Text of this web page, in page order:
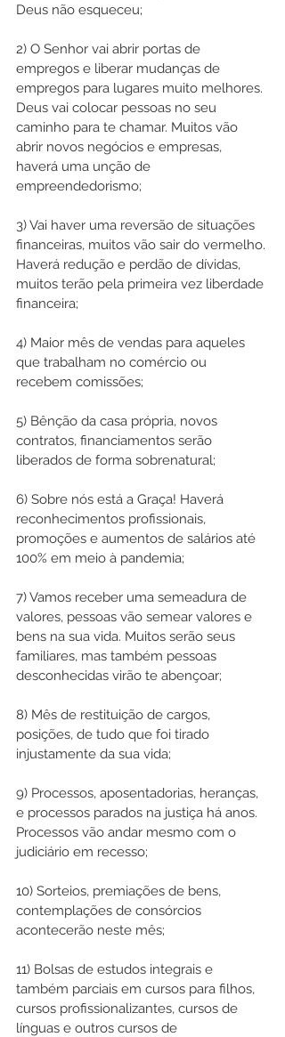
Deus não esqueceu;
2) O Senhor vai abrir portas de
empregos e liberar mudanças de
empregos para lugares muito melhores.
Deus vai colocar pessoas no seu
caminho para te chamar. Muitos vão
abrir novos negócios e empresas,
haverá uma unção de
empreendedorismo;
3) Vai haver uma reversão de situações
financeiras, muitos vão sair do vermelho.
Haverá redução e perdão de dívidas,
muitos terão pela primeira vez liberdade
financeira;
4) Maior mês de vendas para aqueles
que trabalham no comércio ou
recebem comissões;
5) Bênção da casa própria, novos
contratos, financiamentos serão
liberados de forma sobrenatural;
6) Sobre nós está a Graça! Haverá
reconhecimentos profissionais,
promoções e aumentos de salários até
100% em meio à pandemia;
7) Vamos receber uma semeadura de
valores, pessoas vão semear valores e
bens na sua vida. Muitos serão seus
familiares, mas também pessoas
desconhecidas virão te abençoar;
8) Mês de restituição de cargos,
posições, de tudo que foi tirado
injustamente da sua vida;
9) Processos, aposentadorias, heranças,
e processos parados na justiça há anos.
Processos vão andar mesmo com o
judiciário em recesso;
10) Sorteios, premiações de bens,
contemplações de consórcios
acontecerão neste mês;
11) Bolsas de estudos integrais e
também parciais em cursos para filhos,
cursos profissionalizantes, cursos de
línguas e outros cursos de